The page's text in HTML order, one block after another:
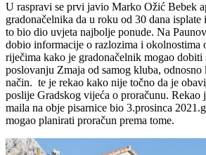
U raspravi se prvi javio Marko Ožić Bebek
gradonačelnika da u roku od 30 dana
to bio dio uvjeta najbolje ponude. Na
dobio informacije o razlozima i okolnostima
riječima kako je gradonačelnik mogao dobiti
poslovanju Zmaja od samog kluba,
način. te je rekao kako nije točno da je
poslije Gradskog vijeća o proračunu. Rekao
maila na obje pisarnice bio 3.prosinca
mogao planirati proračun prema tome.